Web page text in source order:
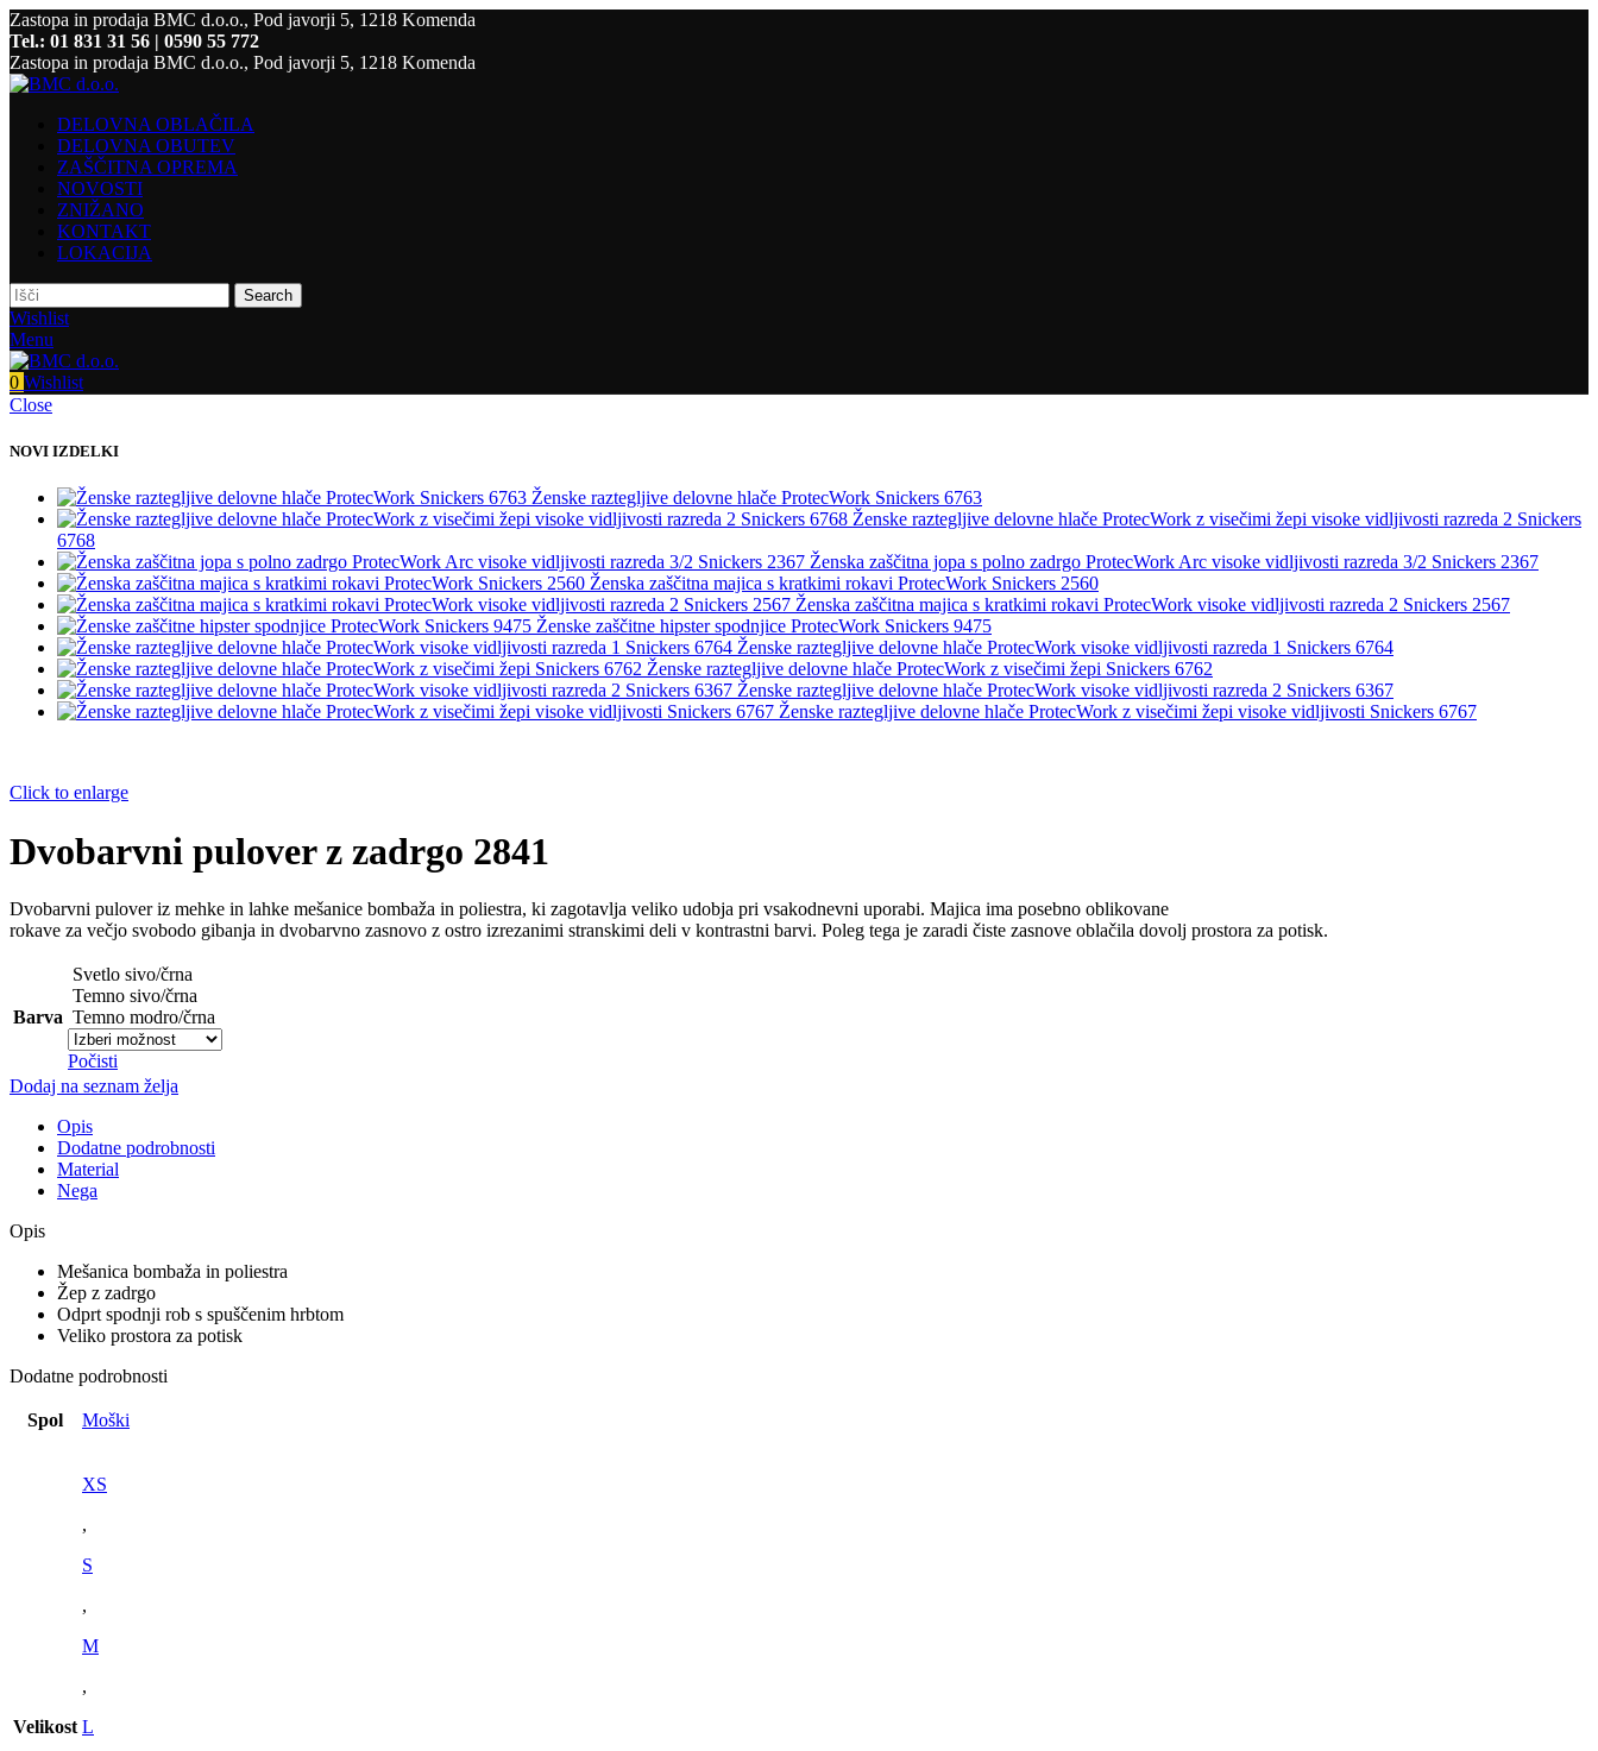
Zastopa in prodaja BMC d.o.o., Pod javorji 5, 1218 Komenda
Tel.: 01 831 31 56 | 0590 55 772
Zastopa in prodaja BMC d.o.o., Pod javorji 5, 1218 Komenda
DELOVNA OBLAČILA
DELOVNA OBUTEV
ZAŠČITNA OPREMA
NOVOSTI
ZNIŽANO
KONTAKT
LOKACIJA
Search
Wishlist
Menu
0 Wishlist
Close
NOVI IZDELKI
Ženske raztegljive delovne hlače ProtecWork Snickers 6763
Ženske raztegljive delovne hlače ProtecWork z visečimi žepi visoke vidljivosti razreda 2 Snickers
6768
Ženska zaščitna jopa s polno zadrgo ProtecWork Arc visoke vidljivosti razreda 3/2 Snickers 2367
Ženska zaščitna majica s kratkimi rokavi ProtecWork Snickers 2560
Ženska zaščitna majica s kratkimi rokavi ProtecWork visoke vidljivosti razreda 2 Snickers 2567
Ženske zaščitne hipster spodnjice ProtecWork Snickers 9475
Ženske raztegljive delovne hlače ProtecWork visoke vidljivosti razreda 1 Snickers 6764
Ženske raztegljive delovne hlače ProtecWork z visečimi žepi Snickers 6762
Ženske raztegljive delovne hlače ProtecWork visoke vidljivosti razreda 2 Snickers 6367
Ženske raztegljive delovne hlače ProtecWork z visečimi žepi visoke vidljivosti Snickers 6767
Click to enlarge
Dvobarvni pulover z zadrgo 2841
Dvobarvni puloveriz mehke in lahke mešanice bombaža in poliestra, ki zagotavlja veliko udobja pri vsakodnevni uporabi. Majica ima posebno oblikovane
rokave za večjo svobodo gibanja in dvobarvno zasnovo z ostro izrezanimi stranskimi deli v kontrastni barvi. Poleg tega je zaradi čiste zasnove oblačila dovolj prostora za potisk.
Barva
Svetlo sivo/črna
Temno sivo/črna
Temno modro/črna
Počisti
Dodaj na seznam želja
Opis
Dodatne podrobnosti
Material
Nega
Opis
Mešanica bombaža in poliestra
Žep z zadrgo
Odprt spodnji rob s spuščenim hrbtom
Veliko prostora za potisk
Dodatne podrobnosti
Spol Moški
Velikost
XS
,
S
,
M
,
L